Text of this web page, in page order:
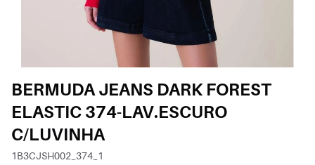
BERMUDA JEANS DARK FOREST
ELASTIC 374-LAV.ESCURO
C/LUVINHA
1B3CJSH002_374_1